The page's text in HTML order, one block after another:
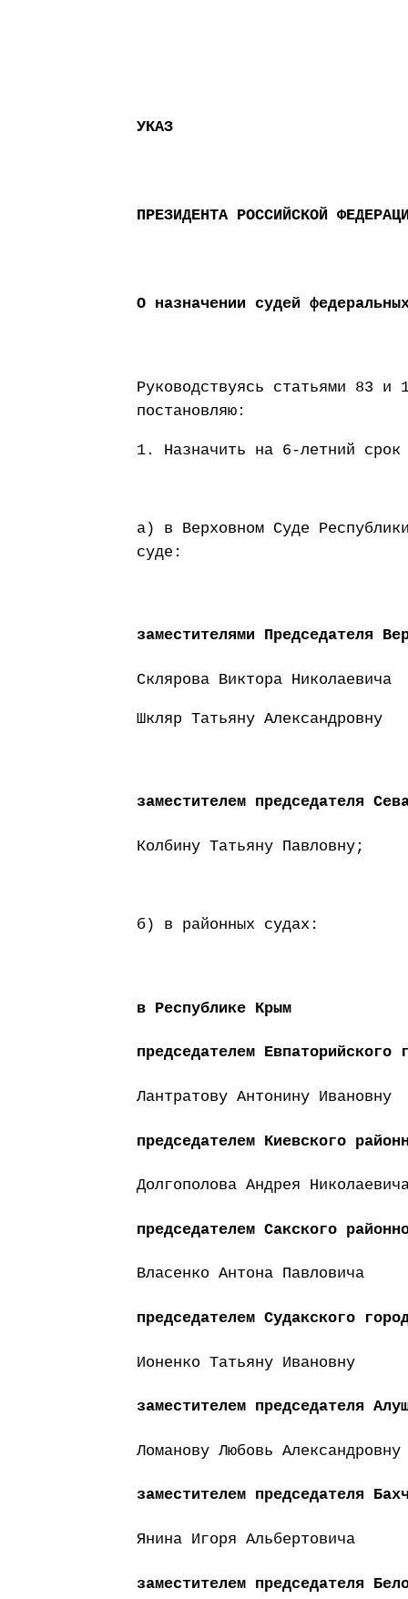
УКАЗ
ПРЕЗИДЕНТА РОССИЙСКОЙ
О назначении судей
Руководствуясь статьями 83 и
постановляю:
1. Назначить на 6-летний срок
а) в Верховном Суде
суде:
заместителями Председателя
Склярова Виктора Николаевича
Шкляр Татьяну Александровну
заместителем председателя
Колбину Татьяну Павловну;
б) в районных судах:
в Республике Крым
председателем Евпаторийского
Лантратову Антонину Ивановну
председателем Киевского
Долгополова Андрея
председателем Сакского
Власенко Антона Павловича
председателем Судакского
Ионенко Татьяну Ивановну
заместителем председателя
Ломанову Любовь Александровну
заместителем председателя
Янина Игоря Альбертовича
заместителем председателя